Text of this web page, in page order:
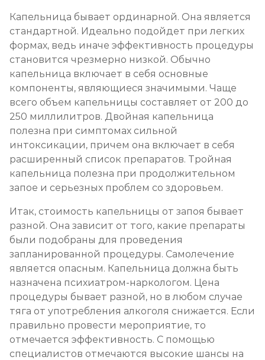
Капельница бывает ординарной. Она является
стандартной. Идеально подойдет при легких
формах, ведь иначе эффективность процедуры
становится чрезмерно низкой. Обычно
капельница включает в себя основные
компоненты, являющиеся значимыми. Чаще
всего объем капельницы составляет от 200 до
250 миллилитров. Двойная капельница
полезна при симптомах сильной
интоксикации, причем она включает в себя
расширенный список препаратов. Тройная
капельница полезна при продолжительном
запое и серьезных проблем со здоровьем.
Итак, стоимость капельницы от запоя бывает
разной. Она зависит от того, какие препараты
были подобраны для проведения
запланированной процедуры. Самолечение
является опасным. Капельница должна быть
назначена психиатром-наркологом. Цена
процедуры бывает разной, но в любом случае
тяга от употребления алкоголя снижается. Если
правильно провести мероприятие, то
отмечается эффективность. С помощью
специалистов отмечаются высокие шансы на